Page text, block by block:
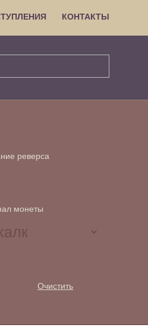
КОНТАКТЫ
реверса
монеты
Очистить